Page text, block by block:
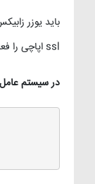
ssl اپاچی را فعال کنیم و در پایان وب سرور ریستارت شود.
در سیستم عامل